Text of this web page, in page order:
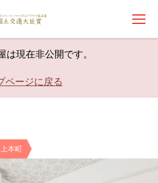
は現在非公開です。
ページに戻る
上本町